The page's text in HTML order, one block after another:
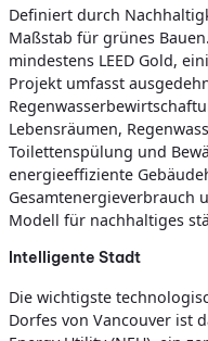
Definiert durch
Maßstab für grünes
mindestens LEED Gold,
Projekt umfasst
Lebensräumen,
Toilettenspülung und
energieeffiziente
Gesamtenergieverbrauch
Modell für nachhaltiges
Intelligente Stadt
Die wichtigste
Dorfes von Vancouver ist